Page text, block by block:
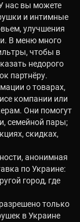
нас вы можете
и интимные
улучшения
В меню много
чтобы в
недорого
партнёру.
о товарах,
компании или
Они помогут
семейной пары;
скидках,
анонимная
по Украине:
город, где
только
в Украине